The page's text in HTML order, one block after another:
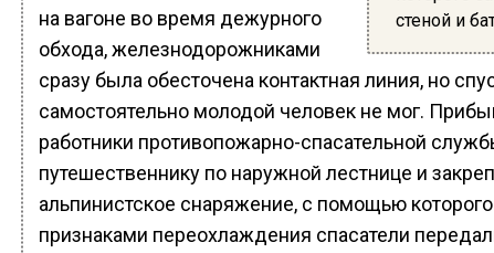
стеной и
на вагоне во время дежурного
обхода, железнодорожниками
сразу была обесточена контактная линия, но
самостоятельно молодой человек не мог.
работники противопожарно-спасательной
путешественнику по наружной лестнице и
альпинистское снаряжение, с помощью
признаками переохлаждения спасатели